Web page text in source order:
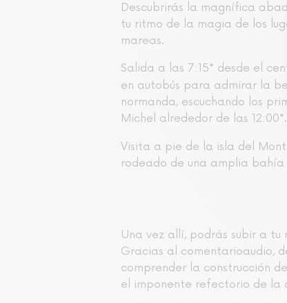
Descubrirás la magnífica
tu ritmo de la magia de los
mareas.
Salida a las 7:15* desde el
en autobús para admirar la
normanda, escuchando los
Michel alrededor de las 12:00*.
Visita a pie de la isla del
rodeado de una amplia bahía
Una vez allí, podrás subir a
Gracias al comentarioaudio,
comprender la construcción
el imponente refectorio de la